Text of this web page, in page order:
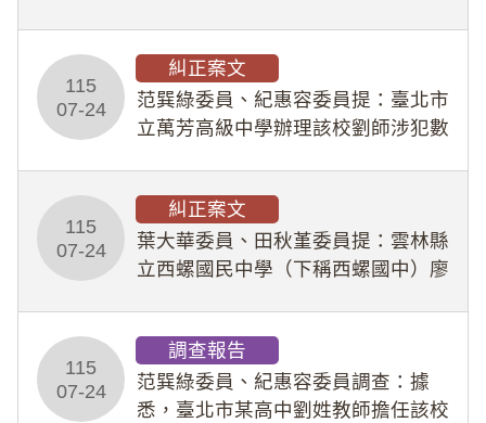
人員保障法」及「職業安全衛生法」
所定維護公務人員
115
07-24
糾正案文
范巽綠委員、紀惠容委員提：臺北市
立萬芳高級中學辦理該校劉師涉犯數
業把關與糾錯功能，不僅首份調查報
告漏未審酌師生不
115
07-24
糾正案文
葉大華委員、田秋堇委員提：雲林縣
立西螺國民中學（下稱西螺國中）廖
教羽球隊學生等行為，歷經該校校園
事件處理會議（下
115
07-24
調查報告
范巽綠委員、紀惠容委員調查：據
悉，臺北市某高中劉姓教師擔任該校